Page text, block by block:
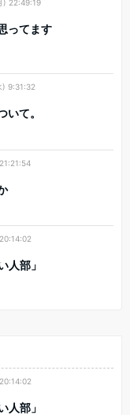
) 22:49:19
ってます
) 9:31:32
て。
人部」
人部」